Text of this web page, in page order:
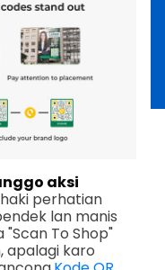
aksi
perhatian
lan manis
To Shop"
apalagi karo